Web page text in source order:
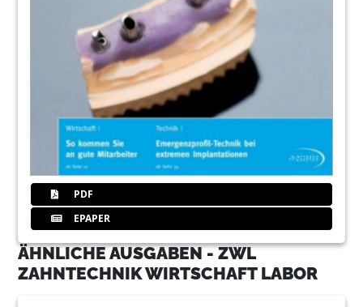
PDF
EPAPER
ÄHNLICHE AUSGABEN - ZWL
ZAHNTECHNIK WIRTSCHAFT LABOR